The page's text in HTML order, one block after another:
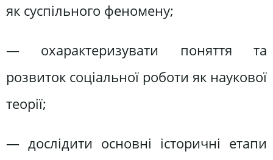
як суспільного феномену;
— охарактеризувати поняття та
розвиток соціальної роботи як наукової
теорії;
— дослідити основні історичні етапи